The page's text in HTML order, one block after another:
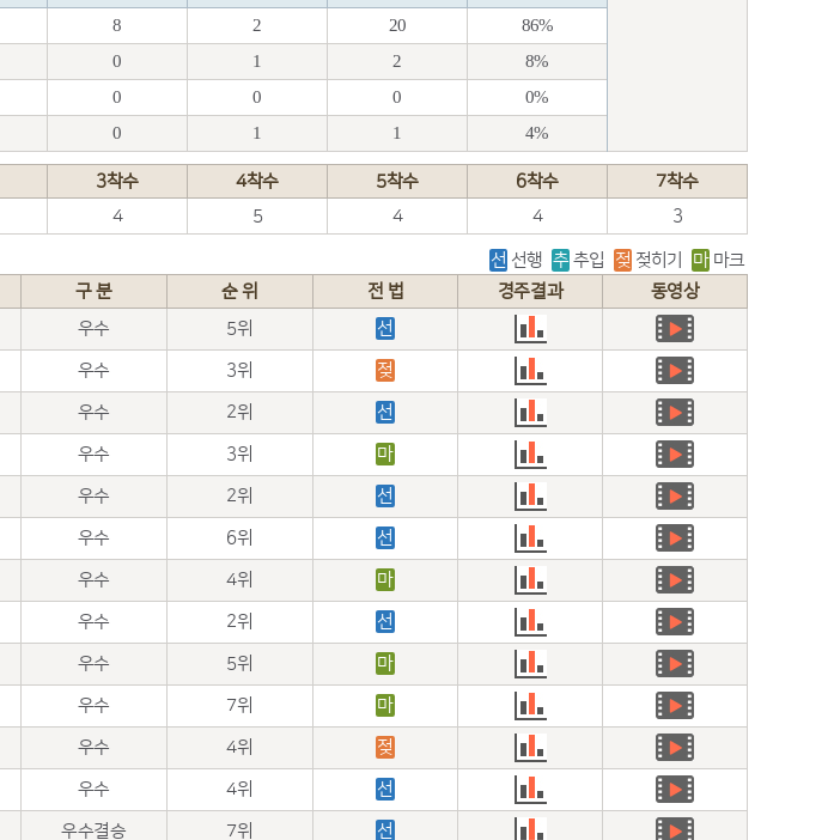
8 2 20
86%
0 1 2
8%
0 0 0
0%
0 1 1 4%
3착수 4착수 5착수 6착수
7착수
4 5 4 4 3
선 선행 추 추입 젖 젖히기 마 마크
구 분 순 위 전 법 경주결과
동영상
우수 5위 선
우수 3위 젖
우수 2위 선
우수 3위 마
우수 2위 선
우수 6위 선
우수 4위 마
우수 2위 선
우수 5위 마
우수 7위 마
우수 4위 젖
우수 4위 선
우수결승 7위 선